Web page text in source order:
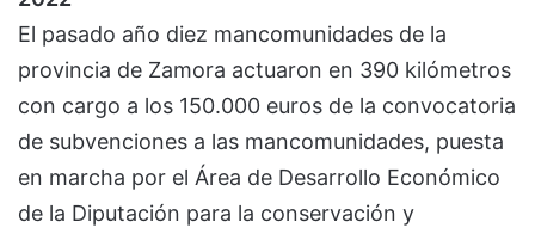
El pasado año diez mancomunidades de la
provincia de Zamora actuaron en 390 kilómetros
con cargo a los 150.000 euros de la convocatoria
de subvenciones a las mancomunidades, puesta
en marcha por el Área de Desarrollo Económico
de la Diputación para la conservación y